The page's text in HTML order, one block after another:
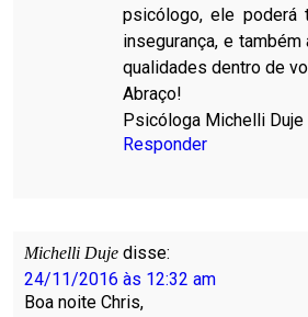
psicólogo, ele poderá
insegurança, e também
qualidades dentro de
Abraço!
Psicóloga Michelli Duje
Responder
Michelli Duje disse:
24/11/2016 às 12:32 am
Boa noite Chris,